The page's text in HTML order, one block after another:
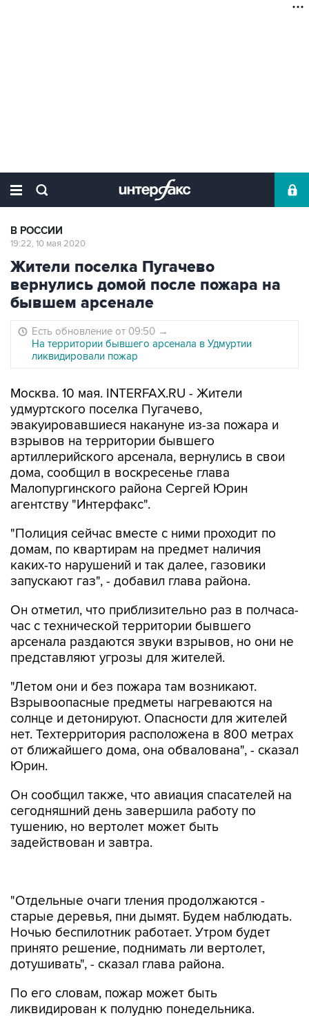
В РОССИИ
19:22, 10 мая 2020
Жители поселка Пугачево
вернулись домой после пожара на
бывшем арсенале
Есть обновление от 09:50 →
На территории бывшего арсенала в Удмуртии
ликвидировали пожар
Москва. 10 мая. INTERFAX.RU - Жители
удмуртского поселка Пугачево,
эвакуировавшиеся накануне из-за пожара и
взрывов на территории бывшего
артиллерийского арсенала, вернулись в свои
дома, сообщил в воскресенье глава
Малопургинского района Сергей Юрин
агентству "Интерфакс".
"Полиция сейчас вместе с ними проходит по
домам, по квартирам на предмет наличия
каких-то нарушений и так далее, газовики
запускают газ", - добавил глава района.
Он отметил, что приблизительно раз в полчаса-
час с технической территории бывшего
арсенала раздаются звуки взрывов, но они не
представляют угрозы для жителей.
"Летом они и без пожара там возникают.
Взрывоопасные предметы нагреваются на
солнце и детонируют. Опасности для жителей
нет. Техтерритория расположена в 800 метрах
от ближайшего дома, она обвалована", - сказал
Юрин.
Он сообщил также, что авиация спасателей на
сегодняшний день завершила работу по
тушению, но вертолет может быть
задействован и завтра.
Ночью беспилотник работает. Утром будет
принято решение, поднимать ли вертолет,
дотушивать", - сказал глава района.
По его словам, пожар может быть
Накануне на территории бывшего